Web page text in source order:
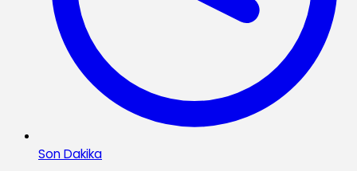
Son Dakika